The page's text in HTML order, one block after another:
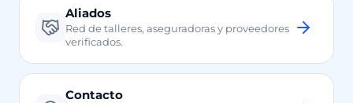
Aliados
Red de talleres, aseguradoras y proveedores
verificados.
Contacto